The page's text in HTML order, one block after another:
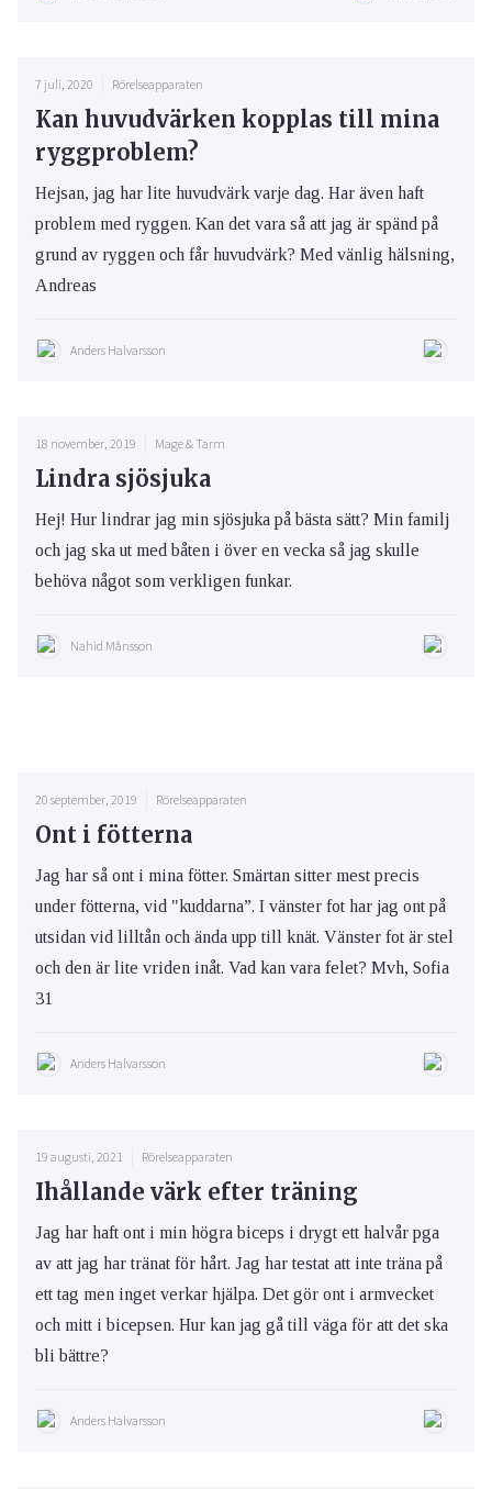
7 juli, 2020 Rörelseapparaten
Kan huvudvärken kopplas till mina
ryggproblem?
Hejsan, jag har lite huvudvärk varje dag. Har även haft
problem med ryggen. Kan det vara så att jag är spänd på
grund av ryggen och får huvudvärk? Med vänlig hälsning,
Andreas
Anders Halvarsson
18 november, 2019 Mage & Tarm
Lindra sjösjuka
Hej! Hur lindrar jag min sjösjuka på bästa sätt? Min familj
och jag ska ut med båten i över en vecka så jag skulle
behöva något som verkligen funkar.
Nahid Månsson
20 september, 2019 Rörelseapparaten
Ont i fötterna
Jag har så ont i mina fötter. Smärtan sitter mest precis
under fötterna, vid "kuddarna”. I vänster fot har jag ont på
utsidan vid lilltån och ända upp till knät. Vänster fot är stel
och den är lite vriden inåt. Vad kan vara felet? Mvh, Sofia
31
Anders Halvarsson
19 augusti, 2021 Rörelseapparaten
Ihållande värk efter träning
Jag har haft ont i min högra biceps i drygt ett halvår pga
av att jag har tränat för hårt. Jag har testat att inte träna på
ett tag men inget verkar hjälpa. Det gör ont i armvecket
och mitt i bicepsen. Hur kan jag gå till väga för att det ska
bli bättre?
Anders Halvarsson